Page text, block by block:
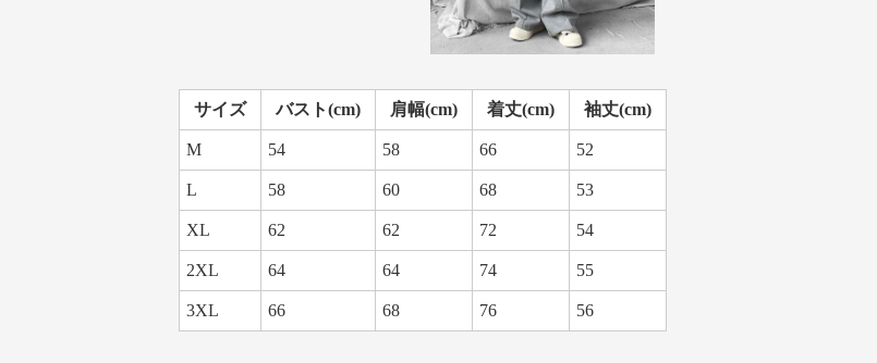
サイズ バスト(cm) 肩幅(cm) 着丈(cm) 袖丈(cm)
M 54 58 66 52
L 58 60 68 53
XL 62 62 72 54
2XL 64 64 74 55
3XL 66 68 76 56